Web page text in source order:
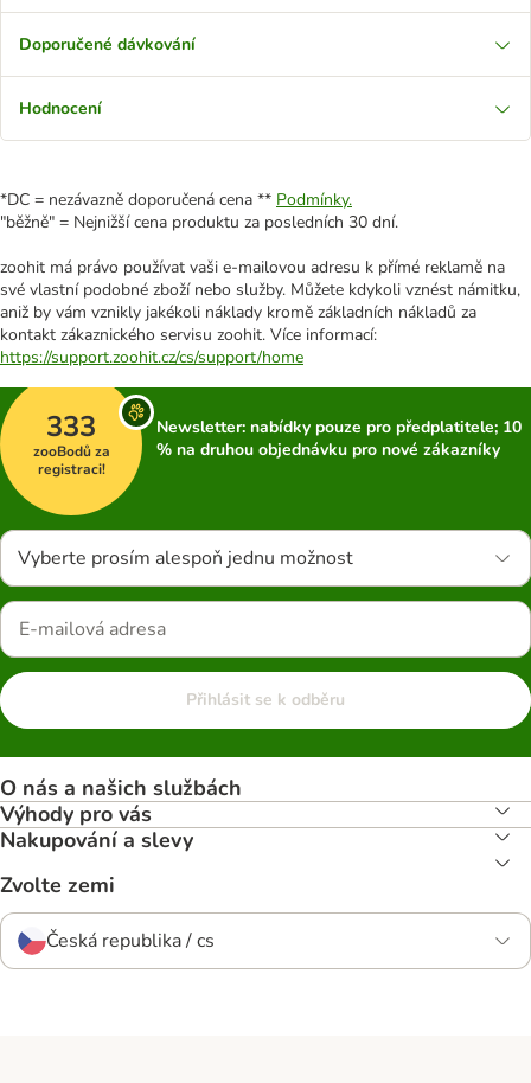
Doporučené dávkování
Hodnocení
*DC = nezávazně doporučená cena ** Podmínky.
"běžně" = Nejnižší cena produktu za posledních 30 dní.
zoohit má právo používat vaši e-mailovou adresu k přímé reklamě na
své vlastní podobné zboží nebo služby. Můžete kdykoli vznést námitku,
aniž by vám vznikly jakékoli náklady kromě základních nákladů za
kontakt zákaznického servisu zoohit. Více informací:
https://support.zoohit.cz/cs/support/home
333
zooBodů za
registraci!
Newsletter: nabídky pouze pro předplatitele; 10
% na druhou objednávku pro nové zákazníky
Vyberte prosím alespoň jednu možnost
Přihlásit se k odběru
O nás a našich službách
Výhody pro vás
Nakupování a slevy
Zvolte zemi
Česká republika / cs